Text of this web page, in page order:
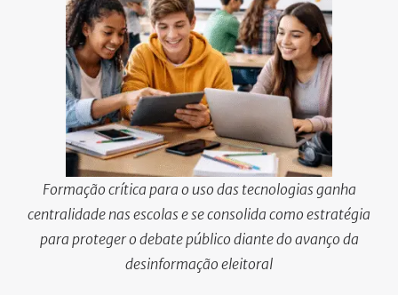
PARTICIPE
Formação crítica para o uso das tecnologias ganha
centralidade nas escolas e se consolida como estratégia
para proteger o debate público diante do avanço da
desinformação eleitoral